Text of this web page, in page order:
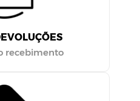
recebimento